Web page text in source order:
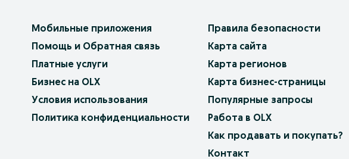
Мобильные приложения
Помощь и Обратная связь
Платные услуги
Бизнес на OLX
Условия использования
Политика конфиденциальности
Правила безопасности
Карта сайта
Карта регионов
Карта бизнес-страницы
Популярные запросы
Работа в OLX
Как продавать и покупать?
Контакт